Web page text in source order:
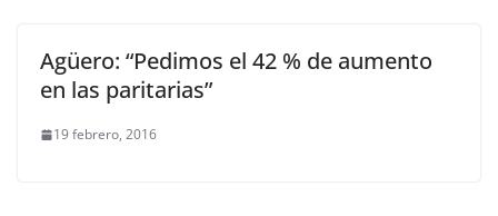
Agüero: “Pedimos el 42 % de aumento
en las paritarias”
19 febrero, 2016